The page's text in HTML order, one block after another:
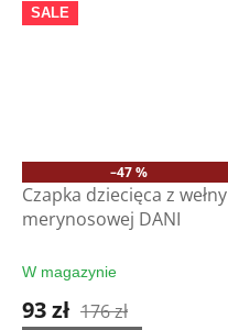
SALE
–47 %
Czapka dziecięca z wełny
merynosowej DANI
W magazynie
93 zł 176 zł